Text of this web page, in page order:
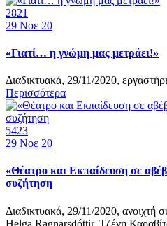
2821
29 Νοε 20
«Γιατί… η γνώμη μας μετράει!»
Διαδικτυακά, 29/11/2020,
Περισσότερα
5423
29 Νοε 20
«Θέατρο και Εκπαίδευση σε
συζήτηση
Διαδικτυακά, 29/11/2020, ανοιχτή
Helga Ragnarsdóttir, Τζένη